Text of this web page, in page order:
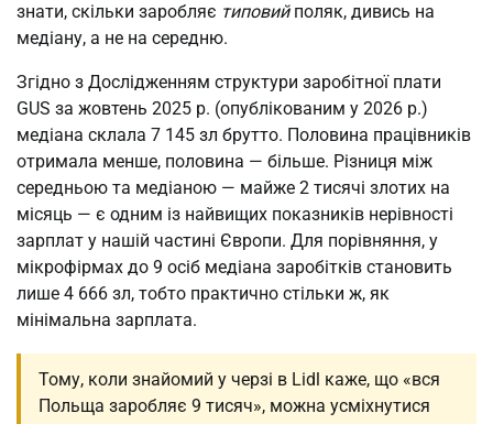
знати, скільки заробляє типовийполяк, дивись на
медіану, а не на середню.
Згідно з Дослідженням структури заробітної плати
GUS за жовтень 2025 р. (опублікованим у 2026 р.)
медіана склала 7 145 зл брутто. Половина працівників
отримала менше, половина — більше. Різниця між
середньою та медіаною — майже 2 тисячі злотих на
місяць — є одним із найвищих показників нерівності
зарплат у нашій частині Європи. Для порівняння, у
мікрофірмах до 9 осіб медіана заробітків становить
лише 4 666 зл, тобто практично стільки ж, як
мінімальна зарплата.
Тому, коли знайомий у черзі в Lidl каже, що «вся
Польща заробляє 9 тисяч», можна усміхнутися